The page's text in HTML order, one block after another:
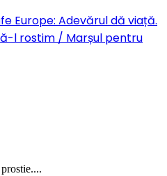
Europe: Adevărul dă viață.
l rostim / Marșul pentru